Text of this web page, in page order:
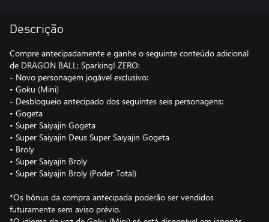
Descrição
Compre antecipadamente e ganhe o seguinte conteúdo adicional
de DRAGON BALL: Sparking! ZERO:
- Novo personagem jogável exclusivo:
• Goku (Mini)
- Desbloqueio antecipado dos seguintes seis personagens:
• Gogeta
• Super Saiyajin Gogeta
• Super Saiyajin Deus Super Saiyajin Gogeta
• Broly
• Super Saiyajin Broly
• Super Saiyajin Broly (Poder Total)
*Os bônus da compra antecipada poderão ser vendidos
futuramente sem aviso prévio.